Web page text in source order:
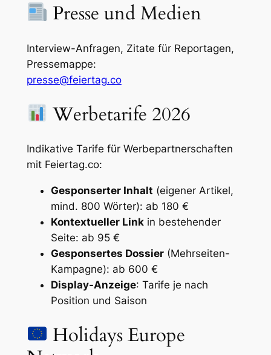
Presse und Medien
Interview-Anfragen, Zitate für Reportagen,
Pressemappe:
presse@feiertag.co
Werbetarife 2026
Indikative Tarife für Werbepartnerschaften
mit Feiertag.co:
Gesponserter Inhalt (eigener Artikel,
mind. 800 Wörter): ab 180 €
Kontextueller Linkin bestehender
Seite: ab 95 €
Gesponsertes Dossier(Mehrseiten-
Kampagne): ab 600 €
Display-Anzeige: Tarife je nach
Position und Saison
Holidays Europe